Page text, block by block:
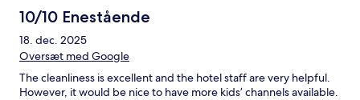
10/10 Enestående
18. dec. 2025
Oversæt med Google
The cleanliness is excellent and the hotel staff are very helpful.
However, it would be nice to have more kids’ channels available.